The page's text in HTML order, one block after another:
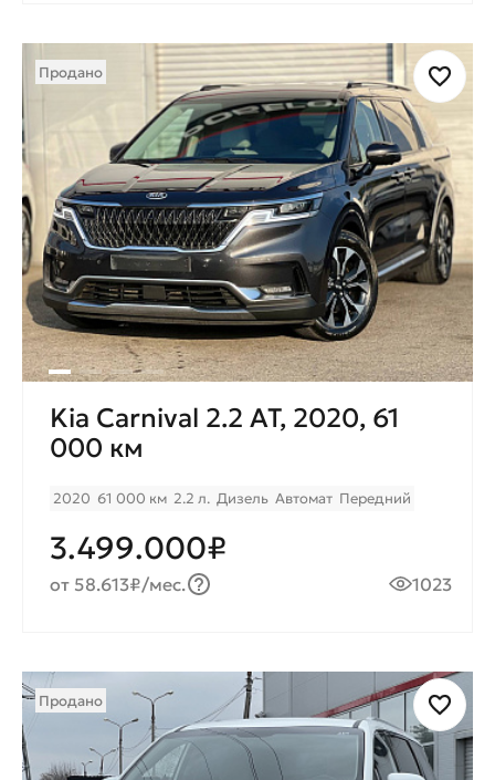
Продано
Kia Carnival 2.2 AT, 2020, 61
000 км
2020 61 000 км 2.2 л. Дизель Автомат Передний
3.499.000₽
от 58.613₽/мес. 1023
Продано